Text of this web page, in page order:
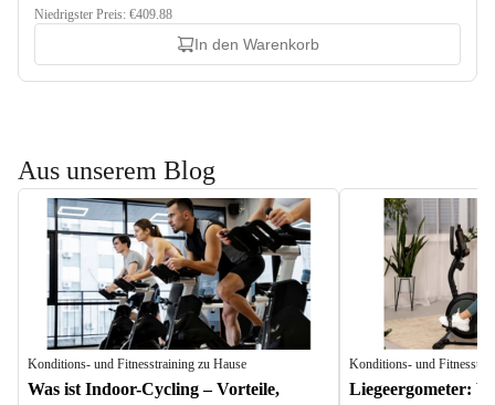
Niedrigster Preis: €409.88
In den Warenkorb
Aus unserem Blog
Konditions- und Fitnesstraining zu Hause
Was ist Indoor-Cycling – Vorteile,
Konditions- und
Liegeergometer: